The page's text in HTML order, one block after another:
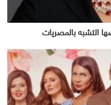
التشبه بالمصريات